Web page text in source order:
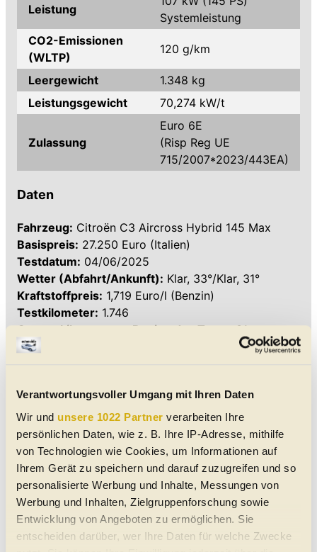
Verantwortungsvoller Umgang mit Ihren Daten
Wir und unsere 1022 Partner verarbeiten Ihre
persönlichen Daten, wie z. B. Ihre IP-Adresse, mithilfe
von Technologien wie Cookies, um Informationen auf
Ihrem Gerät zu speichern und darauf zuzugreifen und so
personalisierte Werbung und Inhalte, Messungen von
Werbung und Inhalten, Zielgruppenforschung sowie
Entwicklung von Angeboten zu ermöglichen. Sie
entscheiden darüber, wer Ihre Daten für welche Zwecke
Leistung
Systemleistung
CO2-Emissionen
(WLTP)
120 g/km
Leergewicht
1.348 kg
Leistungsgewicht
70,274 kW/t
Zulassung
Euro 6E
(Risp Reg UE
715/2007*2023/443EA)
Daten
Fahrzeug: Citroën C3 Aircross Hybrid 145 Max
Basispreis: 27.250 Euro (Italien)
Testdatum: 04/06/2025
Wetter (Abfahrt/Ankunft): Klar, 33°/Klar, 31°
Kraftstoffpreis: 1,719 Euro/l (Benzin)
Testkilometer: 1.746
Gesamtkilometer zu Beginn des Tests:31
Durchschnittsgeschwindigkeit auf der Strecke
96H Enliten (EU-Label: A, B, 69 dB)
Verbrauch
Realer Durchschnitt:4,35 l/100 km (22,99 km/l)
Bordcomputer:4,5 l/100 km
An der Zapfsäule:4,2 l/100 km
Kostenübersicht